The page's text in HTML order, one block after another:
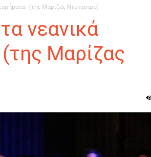
(της Μαρίζας Ντεκάστρο)
νεανικά
Μαρίζας